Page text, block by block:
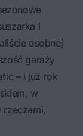
i
osobnej
garaży
– i już rok
w
rzeczami,